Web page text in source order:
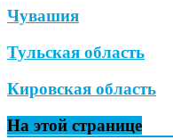
Чувашия
Тульская область
Кировская область
На этой странице